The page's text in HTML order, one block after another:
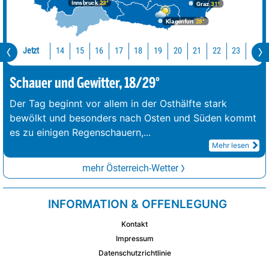
Graz31°
Innsbruck23°
Klagenfurt 28°
Jetzt 14 15 16 17 18 19 20 21 22 23 0
Schauer und Gewitter, 18/29°
Der Tag beginnt vor allem in der Osthälfte stark
bewölkt und besonders nach Osten und Süden kommt
es zu einigen Regenschauern,...
Mehr lesen
mehr Österreich-Wetter
INFORMATION & OFFENLEGUNG
Kontakt
Impressum
Datenschutzrichtlinie